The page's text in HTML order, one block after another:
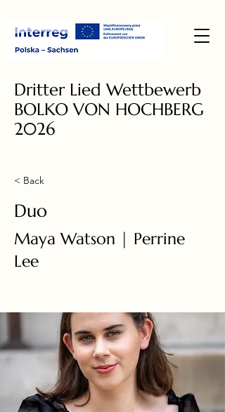
Dritter Lied Wettbewerb
BOLKO VON HOCHBERG
2026
< Back
Duo
Maya Watson | Perrine
Lee